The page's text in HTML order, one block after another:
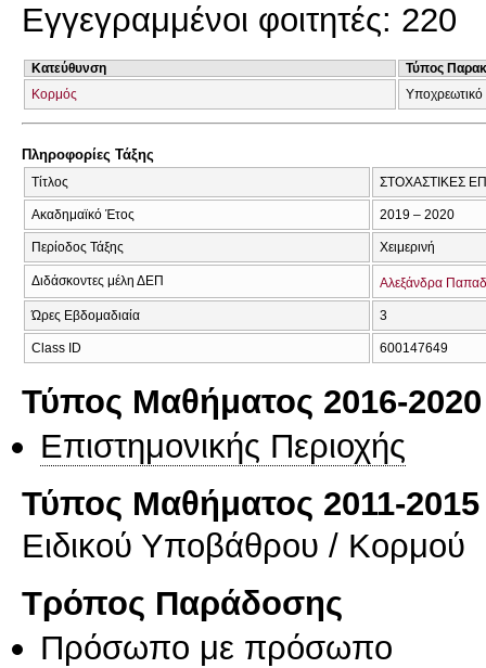
Εγγεγραμμένοι φοιτητές: 220
Κατεύθυνση
Τύπος
Κορμός
Πληροφορίες Τάξης
Τίτλος ΣΤΟΧΑΣΤΙΚΕΣ
Ακαδημαϊκό Έτος 2019 – 2020
Περίοδος Τάξης Χειμερινή
Διδάσκοντες μέλη ΔΕΠ Αλεξάνδρα
Ώρες Εβδομαδιαία 3
Class ID 600147649
Τύπος Μαθήματος 2016-2020
Επιστημονικής Περιοχής
Τύπος Μαθήματος 2011-2015
Ειδικού Υποβάθρου / Κορμού
Τρόπος Παράδοσης
Πρόσωπο με πρόσωπο